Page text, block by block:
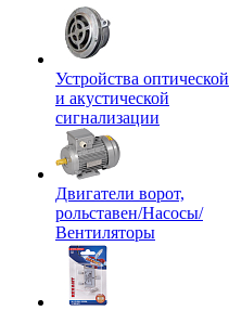
Устройства оптической
и акустической
сигнализации
Двигатели ворот,
рольставен/Насосы/
Вентиляторы